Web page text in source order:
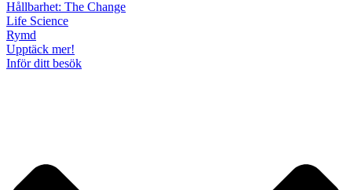
Hållbarhet: The Change
Life Science
Rymd
Upptäck mer!
Inför ditt besök